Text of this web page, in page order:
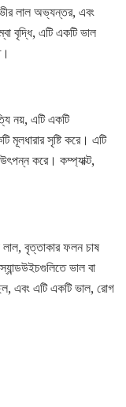
লাল অভ্যন্তর, এবং
বৃদ্ধি, এটি একটি ভাল
নয়, এটি একটি
মূলধারার সৃষ্টি করে। এটি
করে। কম্প্যাক্ট,
বৃত্তাকার ফলন চাষ
ভাল বা
এবং এটি একটি ভাল, রোগ